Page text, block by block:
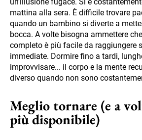
mattina alla sera. È difficile trovare
quando un bambino si diverte a
bocca. A volte bisogna ammettere
completo è più facile da raggiungere
immediate. Dormire fino a tardi,
improvvisare... il corpo e la mente
diverso quando non sono
Meglio tornare (e a
più disponibile)